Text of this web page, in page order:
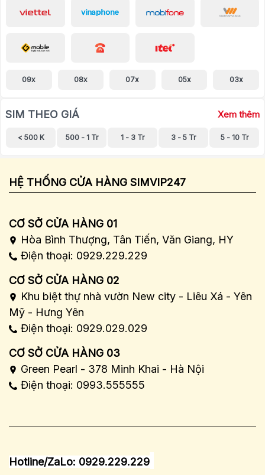
09x 08x 07x 05x 03x
SIM THEO GIÁ Xem thêm
< 500 K 500 - 1 Tr 1 - 3 Tr 3 - 5 Tr 5 - 10 Tr
HỆ THỐNG CỬA HÀNG SIMVIP247
CƠ SỞ CỬA HÀNG 01
Hòa Bình Thượng, Tân Tiến, Văn Giang, HY
Điện thoại: 0929.229.229
CƠ SỞ CỬA HÀNG 02
Khu biệt thự nhà vườn New city - Liêu Xá - Yên
Mỹ - Hưng Yên
Điện thoại: 0929.029.029
CƠ SỞ CỬA HÀNG 03
Green Pearl - 378 Minh Khai - Hà Nội
Điện thoại: 0993.555555
Hotline/ZaLo: 0929.229.229